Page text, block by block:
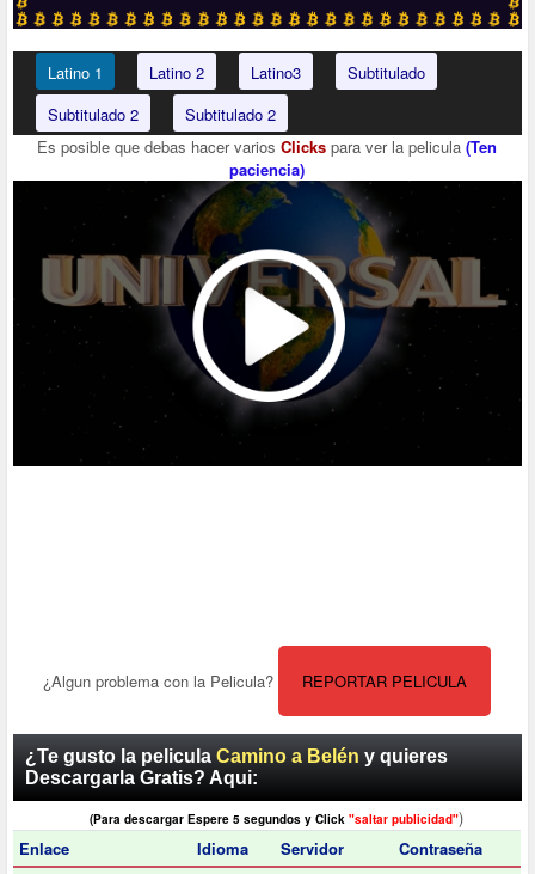
Latino 1 Latino 2 Latino3
Subtitulado
Subtitulado 2
Subtitulado 2
Es posible que debas hacer variosClicks para ver la pelicula(Ten
paciencia)
¿Algun problema con la Pelicula? REPORTAR PELICULA
¿Te gusto la peliculaCamino a Belén y quieres
Descargarla Gratis? Aqui:
(Para descargar Espere 5 segundos y Click "saltar publicidad")
Enlace
Idioma Servidor Contraseña